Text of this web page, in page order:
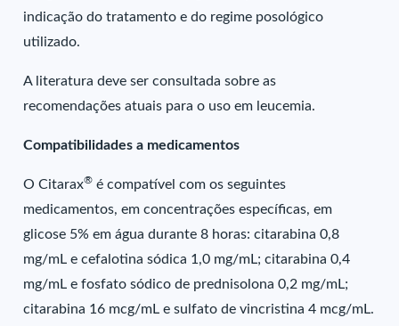
indicação do tratamento e do regime posológico
utilizado.
A literatura deve ser consultada sobre as
recomendações atuais para o uso em leucemia.
Compatibilidades a medicamentos
O Citarax® é compatível com os seguintes
medicamentos, em concentrações específicas, em
glicose 5% em água durante 8 horas: citarabina 0,8
mg/mL e cefalotina sódica 1,0 mg/mL; citarabina 0,4
mg/mL e fosfato sódico de prednisolona 0,2 mg/mL;
citarabina 16 mcg/mL e sulfato de vincristina 4 mcg/mL.